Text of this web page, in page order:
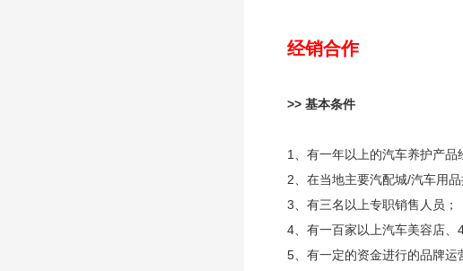
经销合作
>> 基本条件
1、有一年以上的汽车养护产品
2、在当地主要汽配城/汽车用
3、有三名以上专职销售人员；
4、有一百家以上汽车美容店、
5、有一定的资金进行的品牌运